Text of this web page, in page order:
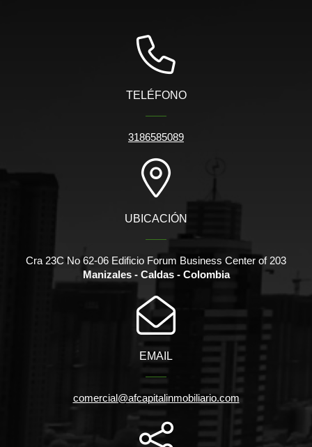
TELÉFONO
3186585089
UBICACIÓN
Cra 23C No 62-06 Edificio Forum Business Center of 203
Manizales - Caldas - Colombia
EMAIL
comercial@afcapitalinmobiliario.com